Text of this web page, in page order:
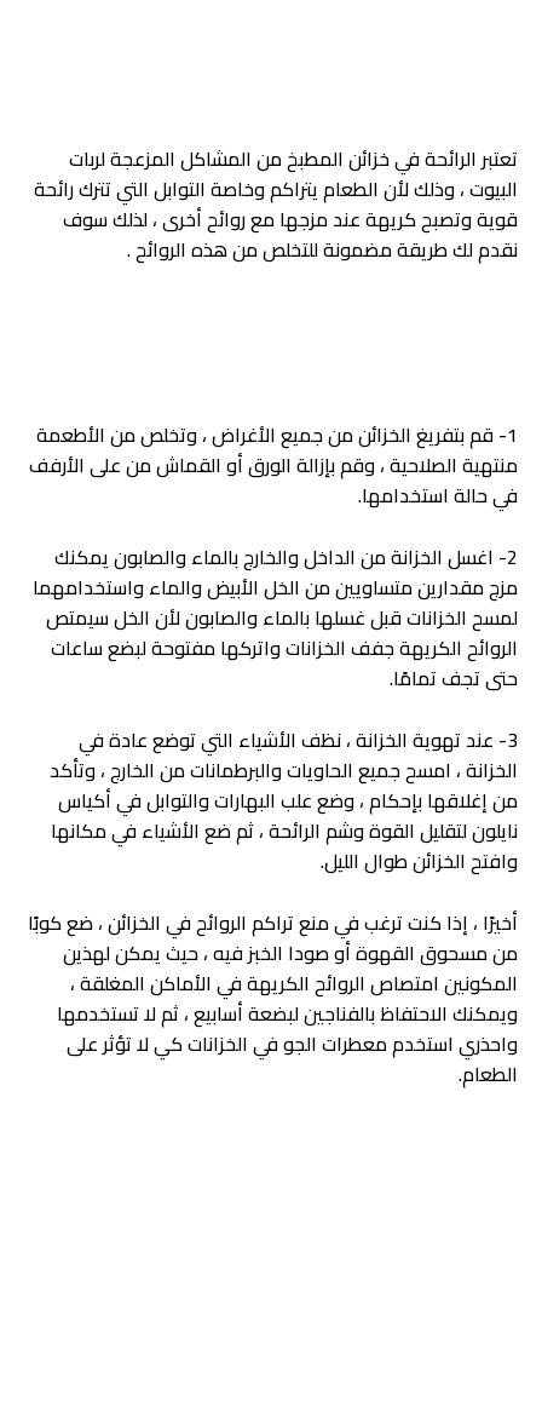
تعتبر الرائحة في خزائن المطبخ من المشاكل المزعجة لربات
البيوت ، وذلك لأن الطعام يتراكم وخاصة التوابل التي تترك رائحة
قوية وتصبح كريهة عند مزجها مع روائح أخرى ، لذلك سوف
نقدم لك طريقة مضمونة للتخلص من هذه الروائح .
1- قم بتفريغ الخزائن من جميع الأغراض ، وتخلص من الأطعمة
منتهية الصلاحية ، وقم بإزالة الورق أو القماش من على الأرفف
في حالة استخدامها.
2- اغسل الخزانة من الداخل والخارج بالماء والصابون يمكنك
مزج مقدارين متساويين من الخل الأبيض والماء واستخدامهما
لمسح الخزانات قبل غسلها بالماء والصابون لأن الخل سيمتص
الروائح الكريهة جفف الخزانات واتركها مفتوحة لبضع ساعات
حتى تجف تمامًا.
3- عند تهوية الخزانة ، نظف الأشياء التي توضع عادة في
الخزانة ، امسح جميع الحاويات والبرطمانات من الخارج ، وتأكد
من إغلاقها بإحكام ، وضع علب البهارات والتوابل في أكياس
نايلون لتقليل القوة وشم الرائحة ، ثم ضع الأشياء في مكانها
وافتح الخزائن طوال الليل.
أخيرًا ، إذا كنت ترغب في منع تراكم الروائح في الخزائن ، ضع كوبًا
من مسحوق القهوة أو صودا الخبز فيه ، حيث يمكن لهذين
المكونين امتصاص الروائح الكريهة في الأماكن المغلقة ،
ويمكنك الاحتفاظ بالفناجين لبضعة أسابيع ، ثم لا تستخدمها
واحذري استخدم معطرات الجو في الخزانات كي لا تؤثر على
الطعام.